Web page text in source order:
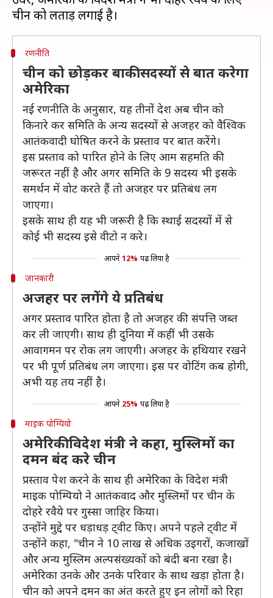
रणनीति
चीन को छोड़कर बाकी सदस्यों से बात करेगा
अमेरिका
नई रणनीति के अनुसार, यह तीनों देश अब चीन को
किनारे कर समिति के अन्य सदस्यों से अजहर को वैश्विक
आतंकवादी घोषित करने के प्रस्ताव पर बात करेंगे।
इस प्रस्ताव को पारित होने के लिए आम सहमति की
जरूरत नहीं है और अगर समिति के 9 सदस्य भी इसके
समर्थन में वोट करते हैं तो अजहर पर प्रतिबंध लग
जाएगा।
इसके साथ ही यह भी जरूरी है कि स्थाई सदस्यों में से
कोई भी सदस्य इसे वीटो न करे।
आपने 12% पढ़ लिया है
जानकारी
अजहर पर लगेंगे ये प्रतिबंध
अगर प्रस्ताव पारित होता है तो अजहर की संपत्ति जब्त
कर ली जाएगी। साथ ही दुनिया में कहीं भी उसके
आवागमन पर रोक लग जाएगी। अजहर के हथियार रखने
पर भी पूर्ण प्रतिबंध लग जाएगा। इस पर वोटिंग कब होगी,
अभी यह तय नहीं है।
आपने 25% पढ़ लिया है
माइक पोम्पियो
अमेरिकी विदेश मंत्री ने कहा, मुस्लिमों का
दमन बंद करे चीन
प्रस्ताव पेश करने के साथ ही अमेरिका के विदेश मंत्री
माइक पोम्पियो ने आतंकवाद और मुस्लिमों पर चीन के
दोहरे रवैये पर गुस्सा जाहिर किया।
उन्होंने मुद्दे पर धड़ाधड़ ट्वीट किए। अपने पहले ट्वीट में
उन्होंने कहा, "चीन ने 10 लाख से अधिक उइगरों, कजाखों
और अन्य मुस्लिम अल्पसंख्यकों को बंदी बना रखा है।
अमेरिका उनके और उनके परिवार के साथ खड़ा होता है।
चीन को अपने दमन का अंत करते हुए इन लोगों को रिहा